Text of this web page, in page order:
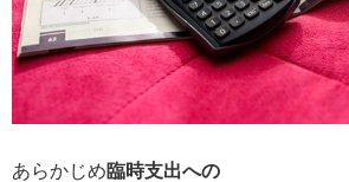
あらかじめ臨時支出への